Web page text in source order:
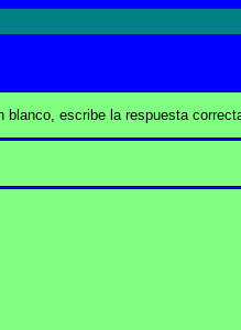
blanco, escribe la respuesta